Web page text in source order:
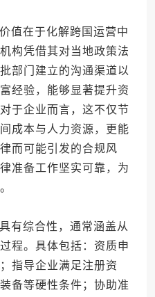
在于化解跨国运营中
构凭借其对当地政策法
部门建立的沟通渠道以
经验，能够显著提升资
于企业而言，这不仅节
成本与人力资源，更能
而可能引发的合规风
准备工作坚实可靠，为
综合性，通常涵盖从
程。具体包括：资质申
指导企业满足注册资
备等硬性条件；协助准